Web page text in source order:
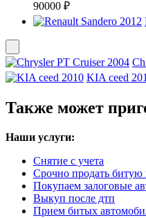
90000 ₽
KIA ceed
Также может
Наши услуги:
Снятие с учета
Срочно продать
Покупаем залоговые
Выкуп после дтп
Прием битых